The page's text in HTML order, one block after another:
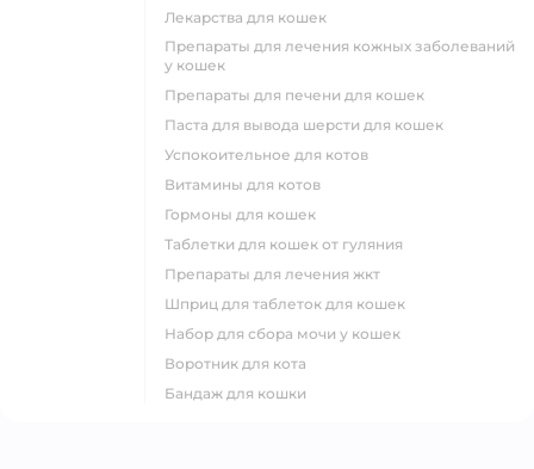
лекарства для кошек
препараты для лечения кожных заболеваний
у кошек
препараты для печени для кошек
паста для вывода шерсти для кошек
успокоительное для котов
витамины для котов
гормоны для кошек
таблетки для кошек от гуляния
препараты для лечения жкт
шприц для таблеток для кошек
набор для сбора мочи у кошек
воротник для кота
бандаж для кошки